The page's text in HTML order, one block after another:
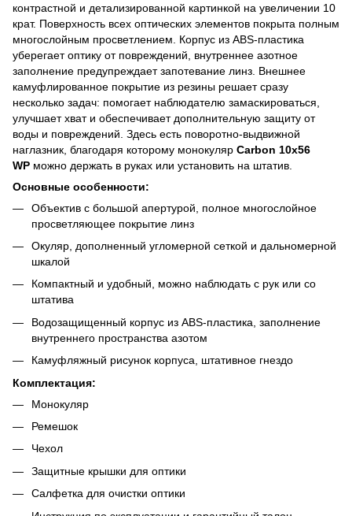
контрастной и детализированной картинкой на увеличении 10
крат. Поверхность всех оптических элементов покрыта полным
многослойным просветлением. Корпус из ABS-пластика
уберегает оптику от повреждений, внутреннее азотное
заполнение предупреждает запотевание линз. Внешнее
камуфлированное покрытие из резины решает сразу
несколько задач: помогает наблюдателю замаскироваться,
улучшает хват и обеспечивает дополнительную защиту от
воды и повреждений. Здесь есть поворотно-выдвижной
наглазник, благодаря которому монокуляр Carbon 10х56
WP можно держать в руках или установить на штатив.
Основные особенности:
Объектив с большой апертурой, полное многослойное
просветляющее покрытие линз
Окуляр, дополненный угломерной сеткой и дальномерной
шкалой
Компактный и удобный, можно наблюдать с рук или со
штатива
Водозащищенный корпус из ABS-пластика, заполнение
внутреннего пространства азотом
Камуфляжный рисунок корпуса, штативное гнездо
Комплектация:
Монокуляр
Ремешок
Чехол
Защитные крышки для оптики
Салфетка для очистки оптики